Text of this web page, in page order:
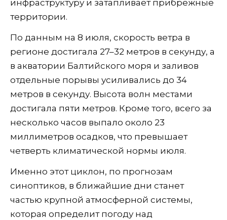
инфраструктуру и затапливает прибрежные
территории.
По данным на 8 июля, скорость ветра в
регионе достигала 27–32 метров в секунду, а
в акватории Балтийского моря и заливов
отдельные порывы усиливались до 34
метров в секунду. Высота волн местами
достигала пяти метров. Кроме того, всего за
несколько часов выпало около 23
миллиметров осадков, что превышает
четверть климатической нормы июля.
Именно этот циклон, по прогнозам
синоптиков, в ближайшие дни станет
частью крупной атмосферной системы,
которая определит погоду над